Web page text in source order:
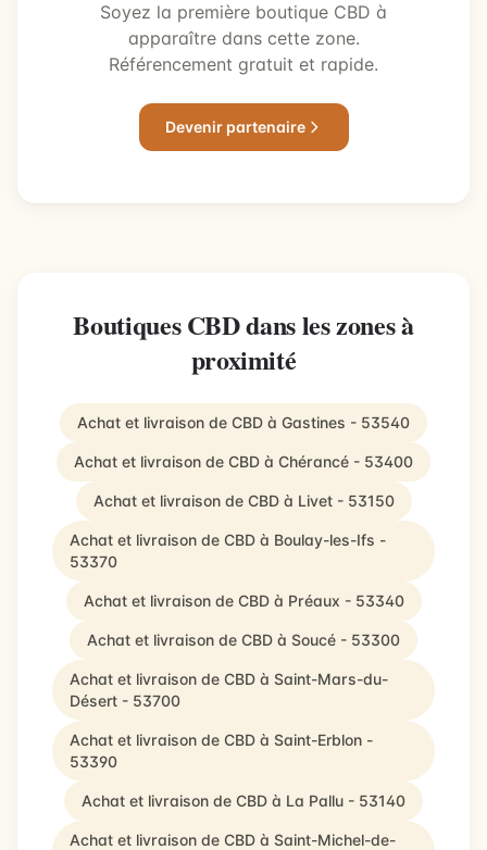
Soyez la première boutique CBD à
apparaître dans cette zone.
Référencement gratuit et rapide.
Devenir partenaire
Boutiques CBD dans les zones à
proximité
Achat et livraison de CBD à Gastines - 53540
Achat et livraison de CBD à Chérancé - 53400
Achat et livraison de CBD à Livet - 53150
Achat et livraison de CBD à Boulay-les-Ifs -
53370
Achat et livraison de CBD à Préaux - 53340
Achat et livraison de CBD à Soucé - 53300
Achat et livraison de CBD à Saint-Mars-du-
Désert - 53700
Achat et livraison de CBD à Saint-Erblon -
53390
Achat et livraison de CBD à La Pallu - 53140
Achat et livraison de CBD à Saint-Michel-de-